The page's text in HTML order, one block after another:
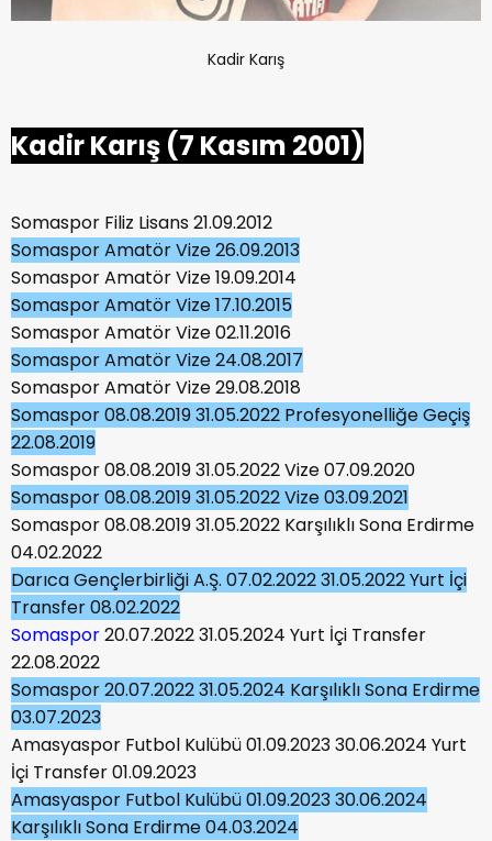
Kadir Karış
Kadir Karış (7 Kasım 2001)
Somaspor Filiz Lisans 21.09.2012
Somaspor Amatör Vize 26.09.2013
Somaspor Amatör Vize 19.09.2014
Somaspor Amatör Vize 17.10.2015
Somaspor Amatör Vize 02.11.2016
Somaspor Amatör Vize 24.08.2017
Somaspor Amatör Vize 29.08.2018
Somaspor 08.08.2019 31.05.2022 Profesyonelliğe Geçiş
22.08.2019
Somaspor 08.08.2019 31.05.2022 Vize 07.09.2020
Somaspor 08.08.2019 31.05.2022 Vize 03.09.2021
Somaspor 08.08.2019 31.05.2022 Karşılıklı Sona Erdirme
04.02.2022
Darıca Gençlerbirliği A.Ş. 07.02.2022 31.05.2022 Yurt İçi
Transfer 08.02.2022
Somaspor20.07.2022 31.05.2024 Yurt İçi Transfer
22.08.2022
Somaspor 20.07.2022 31.05.2024 Karşılıklı Sona Erdirme
03.07.2023
Amasyaspor Futbol Kulübü 01.09.2023 30.06.2024 Yurt
İçi Transfer 01.09.2023
Amasyaspor Futbol Kulübü 01.09.2023 30.06.2024
Karşılıklı Sona Erdirme 04.03.2024